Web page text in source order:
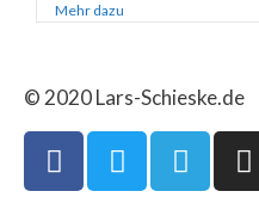
Mehr dazu
© 2020 Lars-Schieske.de